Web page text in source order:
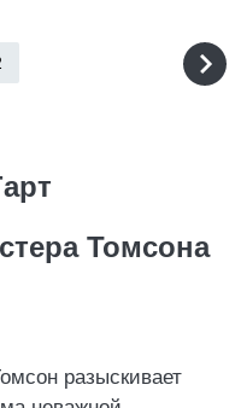
Томсона
разыскивает